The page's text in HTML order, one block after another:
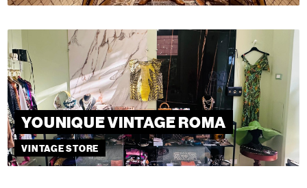
YOUNIQUE VINTAGE ROMA
VINTAGE STORE